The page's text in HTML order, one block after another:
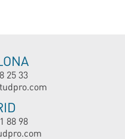
25 33
88 98